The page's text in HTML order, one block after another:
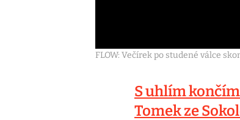
FLOW: Večírek po studené válce
S uhlím
Tomek ze